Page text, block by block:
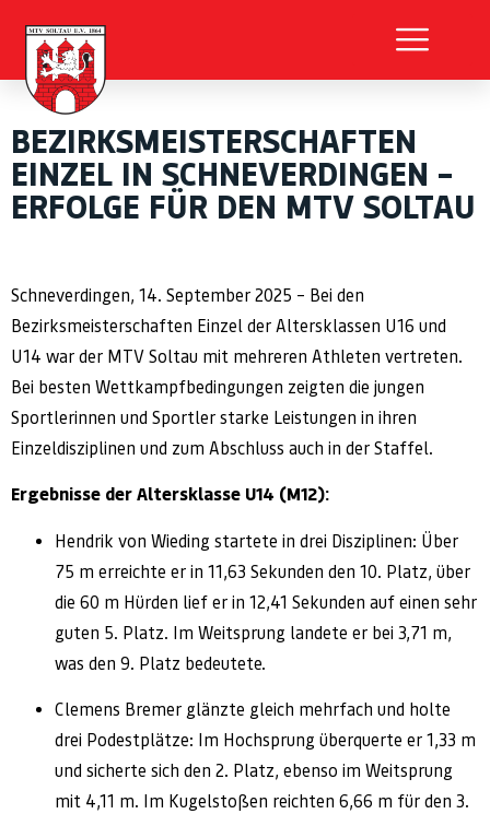
BEZIRKSMEISTERSCHAFTEN
EINZEL IN SCHNEVERDINGEN –
ERFOLGE FÜR DEN MTV SOLTAU
Schneverdingen, 14. September 2025 – Bei den
Bezirksmeisterschaften Einzel der Altersklassen U16 und
U14 war der MTV Soltau mit mehreren Athleten vertreten.
Bei besten Wettkampfbedingungen zeigten die jungen
Sportlerinnen und Sportler starke Leistungen in ihren
Einzeldisziplinen und zum Abschluss auch in der Staffel.
Ergebnisse der Altersklasse U14 (M12):
Hendrik von Wieding startete in drei Disziplinen: Über
75 m erreichte er in 11,63 Sekunden den 10. Platz, über
die 60 m Hürden lief er in 12,41 Sekunden auf einen sehr
guten 5. Platz. Im Weitsprung landete er bei 3,71 m,
was den 9. Platz bedeutete.
Clemens Bremer glänzte gleich mehrfach und holte
drei Podestplätze: Im Hochsprung überquerte er 1,33 m
und sicherte sich den 2. Platz, ebenso im Weitsprung
mit 4,11 m. Im Kugelstoßen reichten 6,66 m für den 3.